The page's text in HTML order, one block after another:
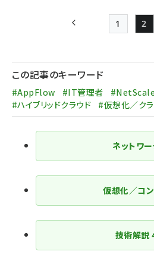
送
り
前ページ Page
1 2
この記事のキーワード
#AppFlow #IT管理者
#ハイブリッドクラウド
#仮想化／ク
ネットワ
仮想化／コ
技術解説